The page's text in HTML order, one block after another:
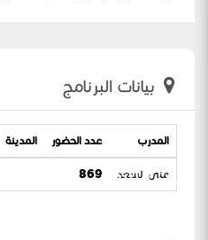
منى السعد
بيانات البرنامج
المدرب عدد الحضور المدينة
منى السعد 869